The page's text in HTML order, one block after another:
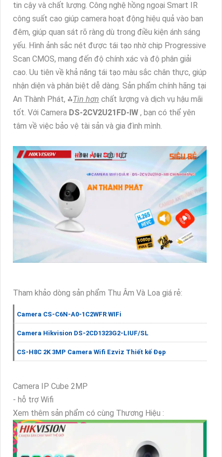
tin cậy và chất lượng. Công nghệ hồng ngoại Smart IR
công suất cao giúp camera hoạt động hiệu quả vào ban
đêm, giúp quan sát rõ ràng dù trong điều kiện ánh sáng
yếu. Hình ảnh sắc nét được tái tạo nhờ chip Progressive
Scan CMOS, mang đến độ chính xác và độ phân giải
cao. Uu tiên về khả năng tái tạo màu sắc chân thực, giúp
nhận diện và phân biệt dễ dàng. Sản phẩm chính hãng tại
An Thành Phát, ⁂Tin hơn chất lượng và dịch vụ hậu mãi
tốt. Với Camera DS-2CV2U21FD-IW , bạn có thể yên
tâm về việc bảo vệ tài sản và gia đình mình.
Tham khảo dòng sản phẩm Thu Âm Và Loa giá rẻ:
Camera CS-C6N-A0-1C2WFR WIFi
Camera Hikvision DS-2CD1323G2-LIUF/SL
CS-H8C 2K 3MP Camera Wifi Ezviz Thiết kế Đẹp
Camera IP Cube 2MP
- hỗ trợ Wifi
Xem thêm sản phẩm có cùng Thương Hiệu :